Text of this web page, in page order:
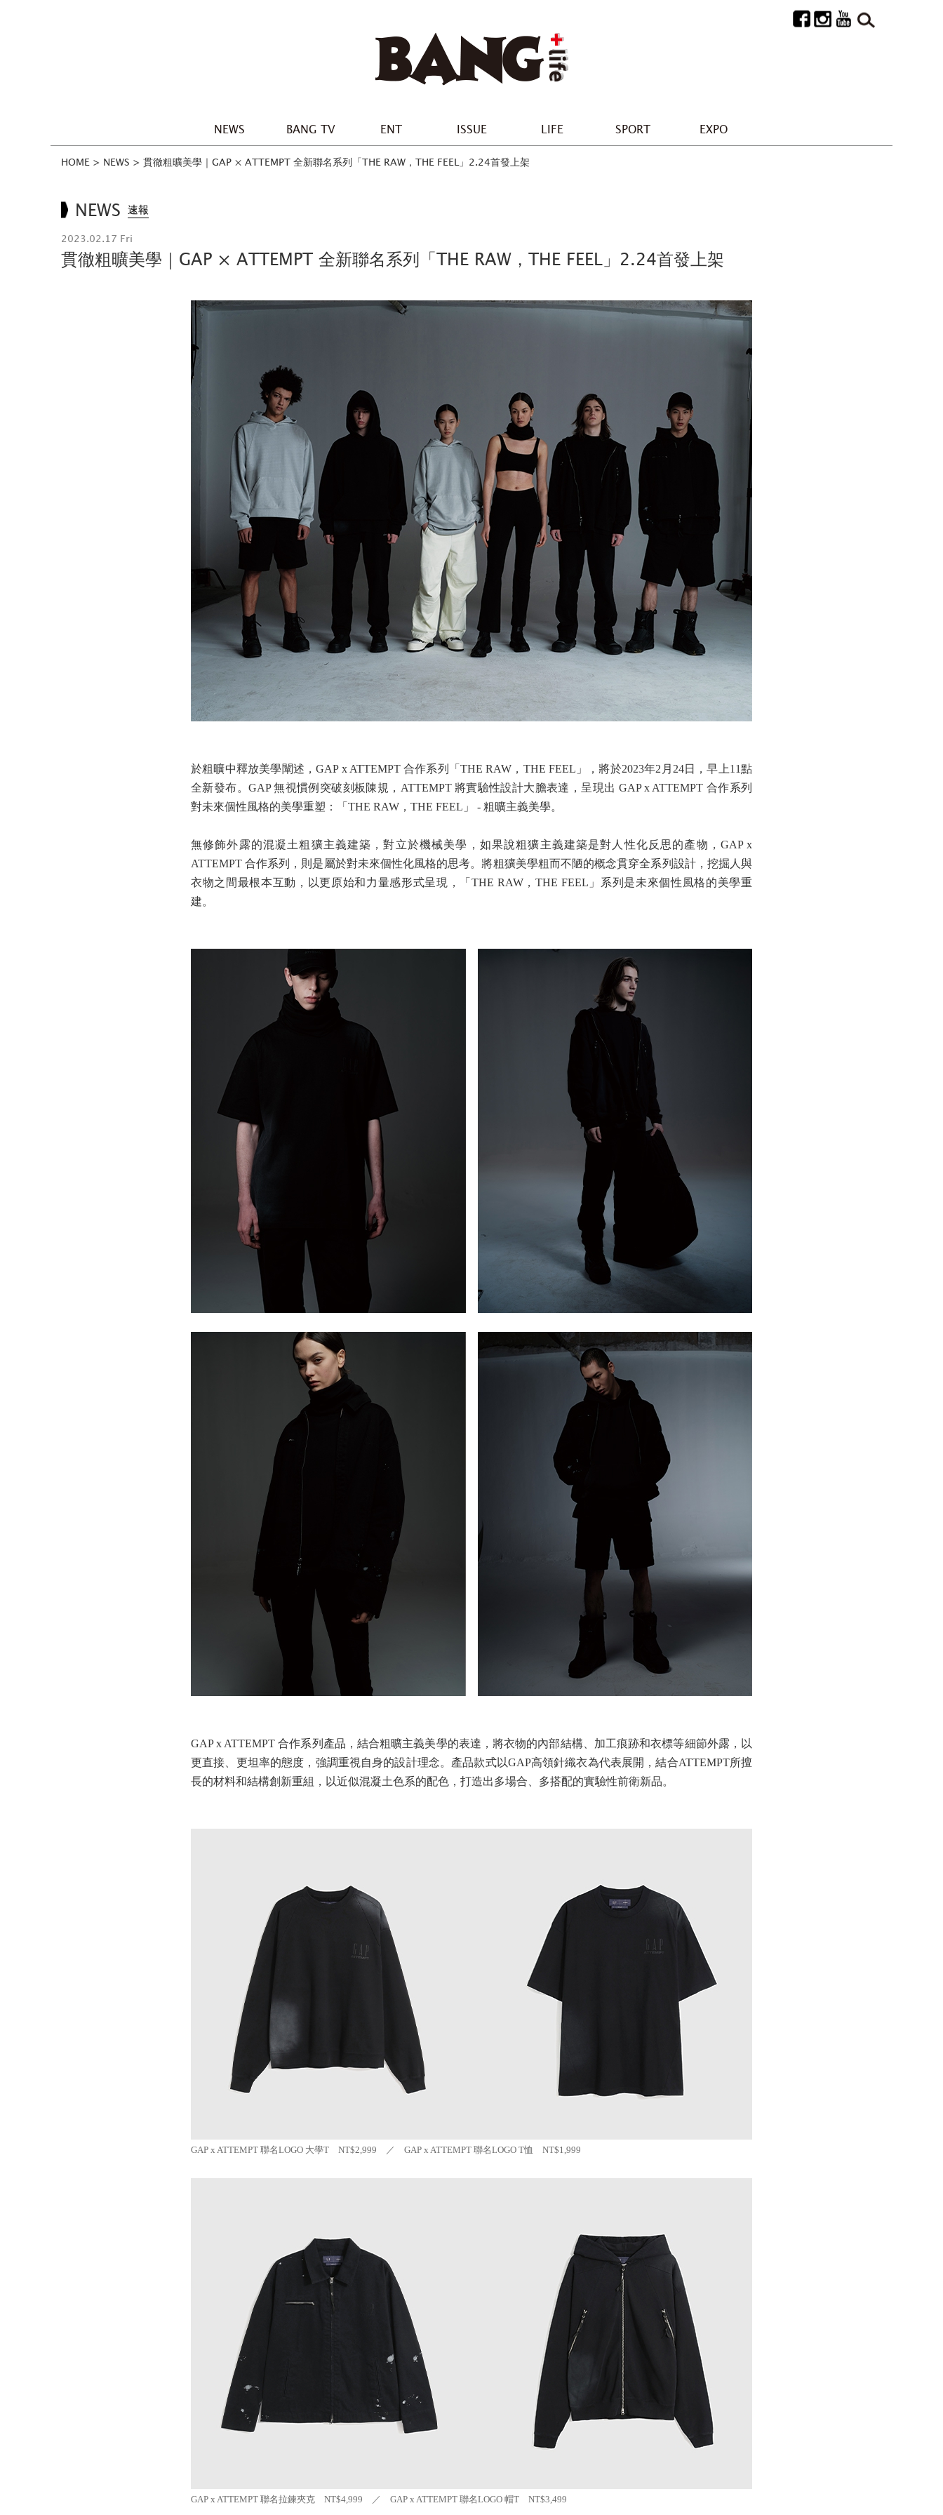
NEWS BANG TV ENT ISSUE LIFE SPORT EXPO
HOME > NEWS > 貫徹粗曠美學｜GAP × ATTEMPT 全新聯名系列「THE RAW，THE FEEL」2.24首發上架
NEWS 速報
2023.02.17 Fri
貫徹粗曠美學｜GAP × ATTEMPT 全新聯名系列「THE RAW，THE FEEL」2.24首發上架
於粗曠中釋放美學闡述，GAP x ATTEMPT 合作系列「THE RAW，THE FEEL」，將於2023年2月24日，早上11點
全新發布。GAP 無視慣例突破刻板陳規，ATTEMPT 將實驗性設計大膽表達，呈現出 GAP x ATTEMPT 合作系列
對未來個性風格的美學重塑：「THE RAW，THE FEEL」 - 粗曠主義美學。
無修飾外露的混凝土粗獷主義建築，對立於機械美學，如果說粗獷主義建築是對人性化反思的產物，GAP x
ATTEMPT 合作系列，則是屬於對未來個性化風格的思考。將粗獷美學粗而不陋的概念貫穿全系列設計，挖掘人與
衣物之間最根本互動，以更原始和力量感形式呈現，「THE RAW，THE FEEL」系列是未來個性風格的美學重
建。
GAP x ATTEMPT 合作系列產品，結合粗曠主義美學的表達，將衣物的內部結構、加工痕跡和衣標等細節外露，以
更直接、更坦率的態度，強調重視自身的設計理念。產品款式以GAP高領針織衣為代表展開，結合ATTEMPT所擅
長的材料和結構創新重組，以近似混凝土色系的配色，打造出多場合、多搭配的實驗性前衛新品。
GAP x ATTEMPT 聯名LOGO 大學T NT$2,999 ／ GAP x ATTEMPT 聯名LOGO T恤 NT$1,999
GAP x ATTEMPT 聯名拉鍊夾克 NT$4,999 ／ GAP x ATTEMPT 聯名LOGO 帽T NT$3,499